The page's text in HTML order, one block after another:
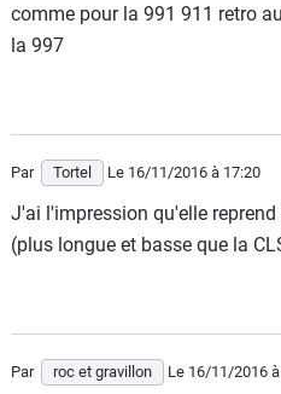
comme pour la 991 911 retro
la 997
Par Tortel Le 16/11/2016 à 17:20
J'ai l'impression qu'elle
(plus longue et basse que la
Par roc et gravillon Le 16/11/2016